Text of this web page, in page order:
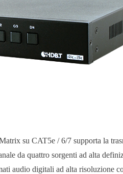
su CAT5e / 6/7 supporta la
da quattro sorgenti ad alta
audio digitali ad alta